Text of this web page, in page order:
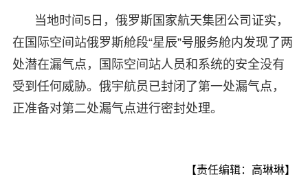
当地时间5日，俄罗斯国家航天集团公司证实，
在国际空间站俄罗斯舱段“星辰”号服务舱内发现了两
处潜在漏气点，国际空间站人员和系统的安全没有
受到任何威胁。俄宇航员已封闭了第一处漏气点，
正准备对第二处漏气点进行密封处理。
【责任编辑：高琳琳】